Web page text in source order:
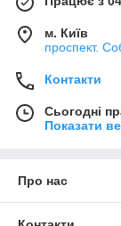
м. Київ
проспект.
Контакти
Сьогодні
Показати
Про нас